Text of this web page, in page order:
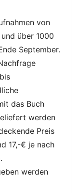
von
über 1000
September.
das Buch
werden
Preis
17,-€ je nach
werden